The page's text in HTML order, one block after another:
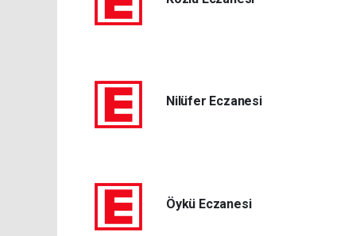
Nilüfer Eczanesi
Öykü Eczanesi